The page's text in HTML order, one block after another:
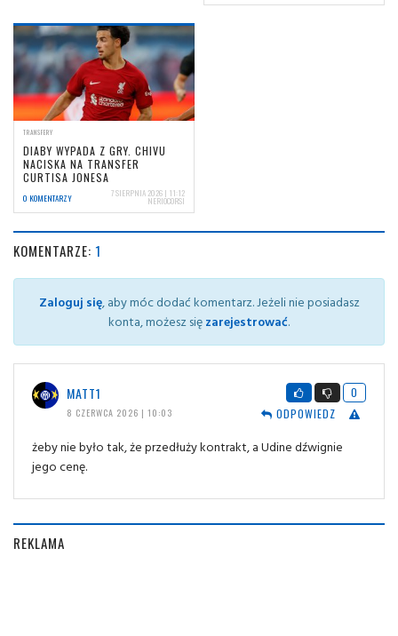
TRANSFERY
DIABY WYPADA Z GRY. CHIVU
NACISKA NA TRANSFER
CURTISA JONESA
0 KOMENTARZY 7 SIERPNIA 2026 | 11:12
NERIOCORSI
KOMENTARZE: 1
Zaloguj się, aby móc dodać komentarz. Jeżeli nie posiadasz
konta, możesz sięzarejestrować.
MATT1
8 CZERWCA 2026 | 10:03
0
ODPOWIEDZ
żeby nie było tak, że przedłuży kontrakt, a Udine dźwignie
jego cenę.
REKLAMA